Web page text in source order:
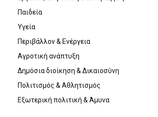
Παιδεία
Υγεία
Περιβάλλον & Ενέργεια
Αγροτική ανάπτυξη
Δημόσια διοίκηση & Δικαιοσύνη
Πολιτισμός & Αθλητισμός
Εξωτερική πολιτική & Άμυνα